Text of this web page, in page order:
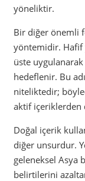
yöneliktir.
Bir diğer önemli
yöntemidir. Hafif
üste
hedeflenir. Bu
niteliktedir;
aktif içeriklerden
Doğal içerik
diğer unsurdur.
geleneksel Asya
belirtilerini